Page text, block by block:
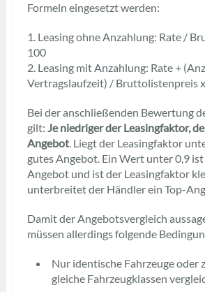
Formeln eingesetzt werden:
1. Leasing ohne Anzahlung: Rate /
100
2. Leasing mit Anzahlung: Rate +
Vertragslaufzeit) / Bruttolistenpreis
Bei der anschließenden Bewertung
gilt: Je niedriger der Leasingfaktor,
Angebot. Liegt der Leasingfaktor
gutes Angebot. Ein Wert unter 0,9
Angebot und ist der Leasingfaktor
unterbreitet der Händler ein Top-
Damit der Angebotsvergleich
müssen allerdings folgende
Nur identische Fahrzeuge oder
gleiche Fahrzeugklassen